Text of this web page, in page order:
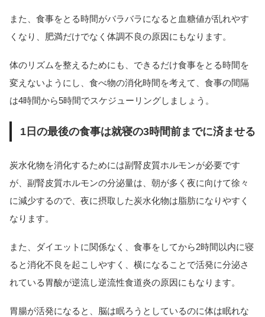
また、食事をとる時間がバラバラになると血糖値が乱れやす
くなり、肥満だけでなく体調不良の原因にもなります。
体のリズムを整えるためにも、できるだけ食事をとる時間を
変えないようにし、食べ物の消化時間を考えて、食事の間隔
は4時間から5時間でスケジューリングしましょう。
1日の最後の食事は就寝の3時間前までに済ませる
炭水化物を消化するためには副腎皮質ホルモンが必要です
が、副腎皮質ホルモンの分泌量は、朝が多く夜に向けて徐々
に減少するので、夜に摂取した炭水化物は脂肪になりやすく
なります。
また、ダイエットに関係なく、食事をしてから2時間以内に寝
ると消化不良を起こしやすく、横になることで活発に分泌さ
れている胃酸が逆流し逆流性食道炎の原因にもなります。
胃腸が活発になると、脳は眠ろうとしているのに体は眠れな